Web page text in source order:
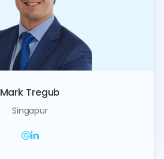
Mark Tregub
Singapur